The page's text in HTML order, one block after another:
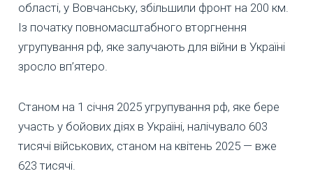
області, у Вовчанську, збільшили фронт на 200 км.
Із початку повномасштабного вторгнення
угрупування рф, яке залучають для війни в Україні
зросло вп’ятеро.
Станом на 1 січня 2025 угрупування рф, яке бере
участь у бойових діях в Україні, налічувало 603
тисячі військових, станом на квітень 2025 — вже
623 тисячі.